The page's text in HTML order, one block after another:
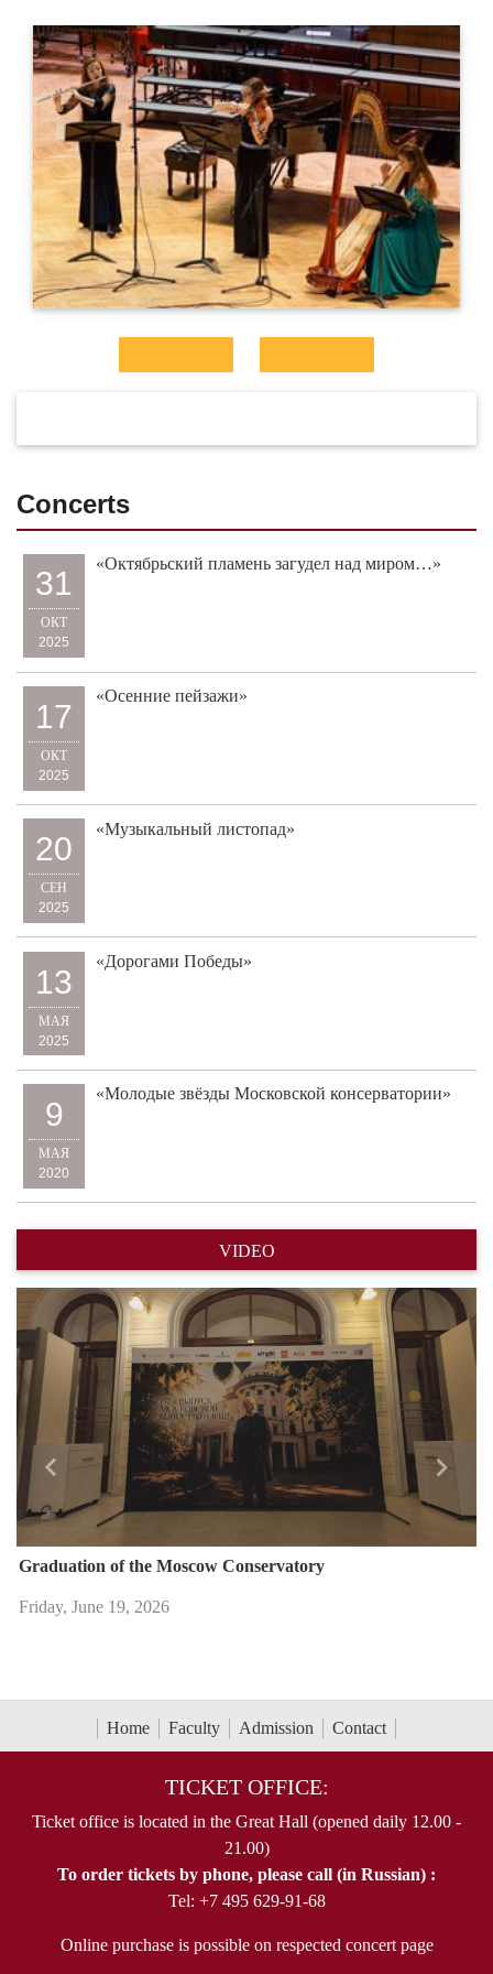
Concerts
31
ОКТ
2025
«Октябрьский пламень загудел над миром…»
17
ОКТ
2025
«Осенние пейзажи»
20
СЕН
2025
«Музыкальный листопад»
13
МАЯ
2025
«Дорогами Победы»
9
МАЯ
2020
«Молодые звёзды Московской консерватории»
VIDEO
Graduation of the Moscow Conservatory
Friday, June 19, 2026
Назад
Home Faculty Admission Contact
TICKET OFFICE:
Ticket office is located in the Great Hall (opened daily 12.00 -
21.00)
To order tickets by phone, please call (in Russian) :
Tel: +7 495 629-91-68
Online purchase is possible on respected concert page